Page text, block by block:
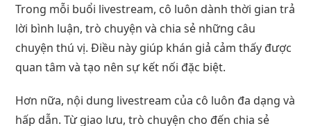
Trong mỗi buổi livestream, cô luôn dành thời gian trả
lời bình luận, trò chuyện và chia sẻ những câu
chuyện thú vị. Điều này giúp khán giả cảm thấy được
quan tâm và tạo nên sự kết nối đặc biệt.
Hơn nữa, nội dung livestream của cô luôn đa dạng và
hấp dẫn. Từ giao lưu, trò chuyện cho đến chia sẻ